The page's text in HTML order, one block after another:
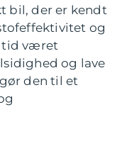
bil, der er kendt
og
været
og lave
den til et